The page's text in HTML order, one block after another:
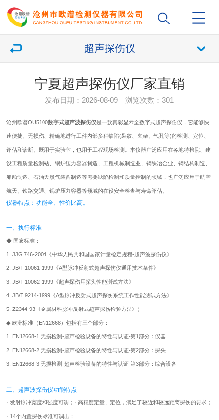
超声探伤仪
宁夏超声探伤仪厂家直销
发布日期：2026-08-09 浏览次数：301
沧州欧谱OU5100数字式超声波探伤仪是一款真彩显示全数字式超声探伤仪 ，它能够快
速便捷、无损伤、精确地进行工件内部多种缺陷(裂纹、夹杂、气孔等)的检测、定位、
评估和诊断。既用于实验室，也用于工程现场检测。本仪器广泛应用在各地特检院、建
设工程质量检测站、锅炉压力容器制造、工程机械制造业、钢铁冶金业、钢结构制造、
船舶制造、石油天然气装备制造等需要缺陷检测和质量控制的领域，也广泛应用于航空
航天、铁路交通、锅炉压力容器等领域的在役安全检查与寿命评估。
仪器特点：功能全、性价比高。
一、执行标准
◆ 国家标准：
1. JJG 746-2004《中华人民共和国国家计量检定规程-超声波探伤仪》
2. JB/T 10061-1999《A型脉冲反射式超声探伤仪通用技术条件》
3. JB/T 10062-1999《超声探伤用探头性能测试方法》
4. JB/T 9214-1999《A型脉冲反射式超声探伤系统工作性能测试方法》
5. Z2344-93《金属材料脉冲反射式超声探伤检验方法》）
◆ 欧洲标准（EN12668）包括有三个部分：
1. EN12668-1 无损检测-超声检验设备的特性与认证-第1部分：仪器
2. EN12668-2 无损检测-超声检验设备的特性与认证-第2部分：探头
3. EN12668-3 无损检测-超声检验设备的特性与认证-第3部分：综合设备
二、超声波探伤仪功能特点
· 发射脉冲宽度和强度可调；· 高精度定量、定位，满足了较近和较远距离探伤的要求；
· 14个内置探伤标准可调出；